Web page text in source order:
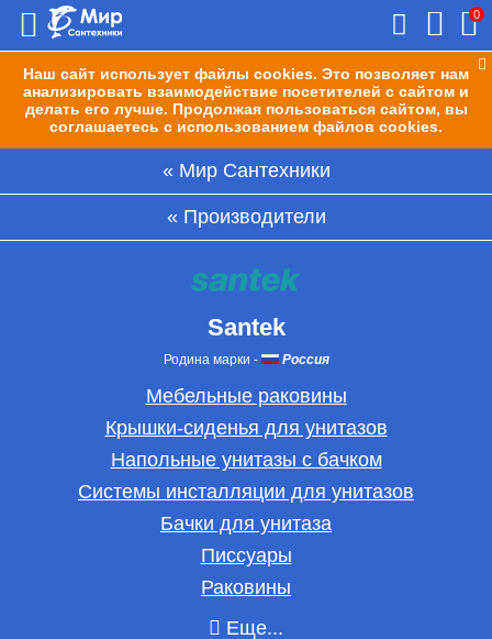
Наш сайт использует файлы cookies. Это позволяет нам
анализировать взаимодействие посетителей с сайтом и
делать его лучше. Продолжая пользоваться сайтом, вы
соглашаетесь с использованием файлов cookies.
0
Мир Сантехники
Производители
Santek
Родина марки - Россия
Мебельные раковины
Крышки-сиденья для унитазов
Напольные унитазы с бачком
Системы инсталляции для унитазов
Бачки для унитаза
Писсуары
Раковины
Еще...